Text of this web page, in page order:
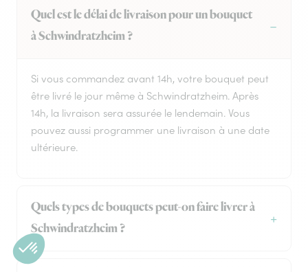
Quel est le délai de livraison pour un bouquet
à Schwindratzheim ?
Si vous commandez avant 14h, votre bouquet peut
être livré le jour même à Schwindratzheim. Après
14h, la livraison sera assurée le lendemain. Vous
pouvez aussi programmer une livraison à une date
ultérieure.
Quels types de bouquets peut-on faire livrer à
Schwindratzheim ?